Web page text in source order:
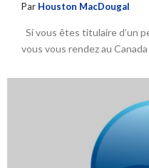
Par Houston MacDougal
Si vous êtes titulaire d’un
vous vous rendez au